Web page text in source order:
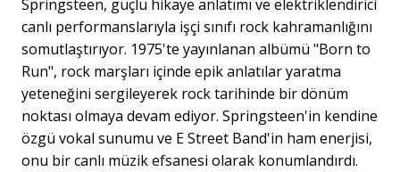
Springsteen, güçlü hikaye anlatımı ve elektriklendirici
canlı performanslarıyla işçi sınıfı rock kahramanlığını
somutlaştırıyor. 1975'te yayınlanan albümü "Born to
Run", rock marşları içinde epik anlatılar yaratma
yeteneğini sergileyerek rock tarihinde bir dönüm
noktası olmaya devam ediyor. Springsteen'in kendine
özgü vokal sunumu ve E Street Band'in ham enerjisi,
onu bir canlı müzik efsanesi olarak konumlandırdı.